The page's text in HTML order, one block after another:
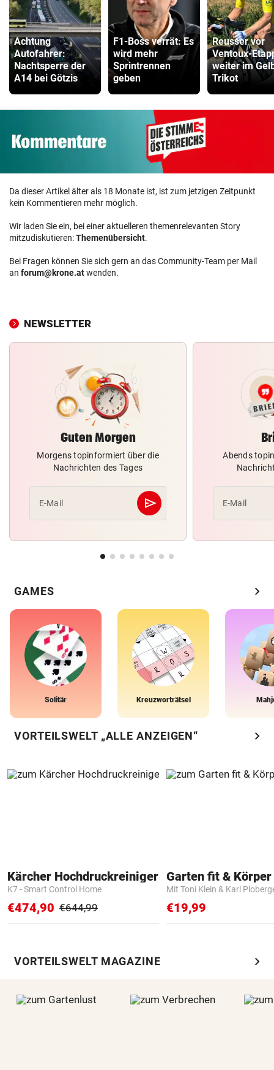
Achtung
Autofahrer:
Nachtsperre der
A14 bei Götzis
F1-Boss verrät: Es
wird mehr
Sprintrennen
geben
Reusser vor
Ventoux-
weiter im
Trikot
Da dieser Artikel älter als 18 Monate ist, ist zum jetzigen Zeitpunkt
kein Kommentieren mehr möglich.
Wir laden Sie ein, bei einer aktuelleren themenrelevanten Story
mitzudiskutieren:Themenübersicht.
Bei Fragen können Sie sich gern an das Community-Team per Mail
an forum@krone.atwenden.
NEWSLETTER
Guten Morgen
Morgens topinformiert über die
Nachrichten des Tages
E-Mail send
Abschicken
Abends
E-Mail
GAMES chevron_right
Solitär Kreuzworträtsel
VORTEILSWELT „ALLE ANZEIGEN“ chevron_right
Kärcher Hochdruckreiniger
K7 - Smart Control Home
€474,90 €644,99
Garten fit &
Mit Toni Klein & Karl
€19,99
VORTEILSWELT MAGAZINE chevron_right